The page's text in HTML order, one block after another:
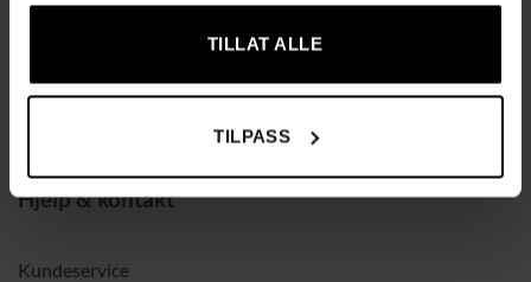
TILLAT ALLE
TILPASS
fritid til konkurransedyktige priser. Gjør hverdagen enklere
og legg til rette for et mer aktivt og praktisk liv.
Hjelp & kontakt
Kundeservice